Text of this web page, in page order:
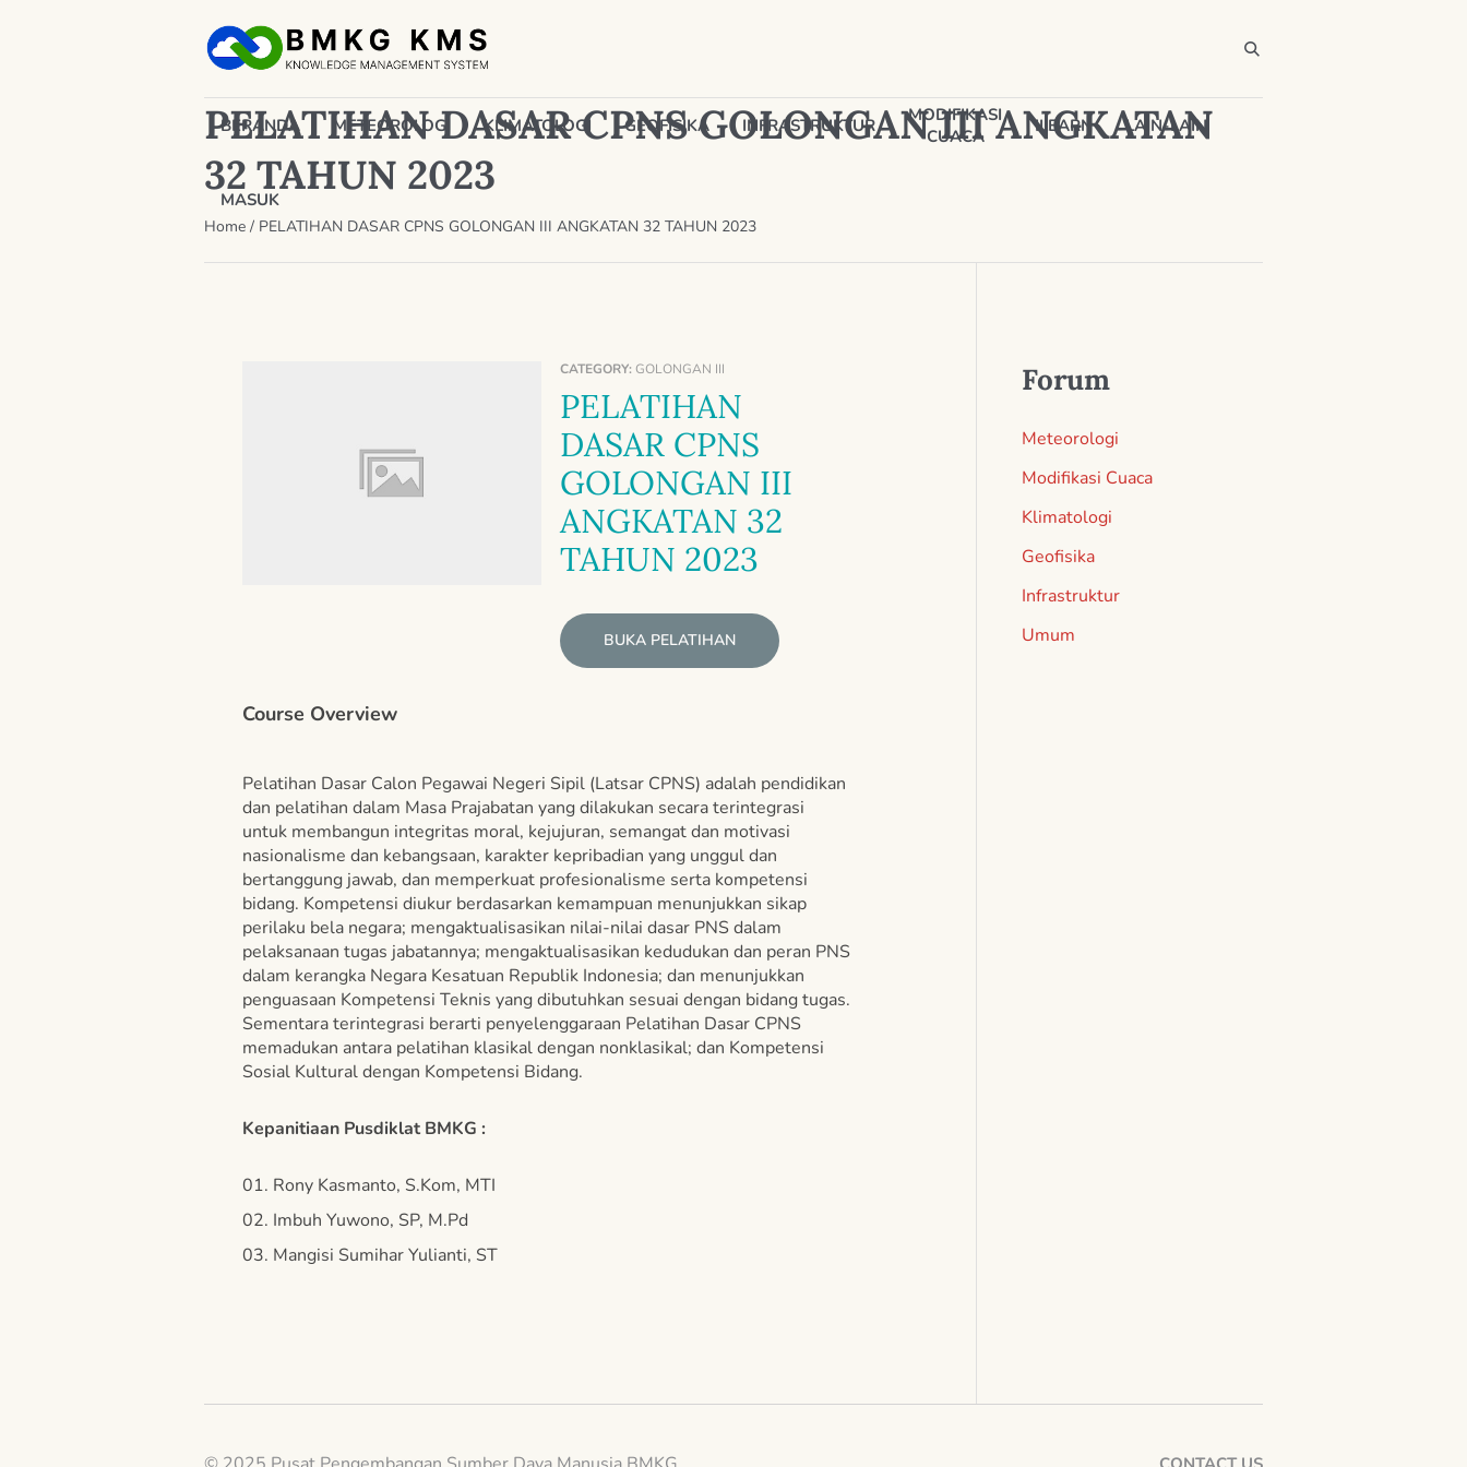
BERANDA METEOROLOGI KLIMATOLOGI GEOFISIKA INFRASTRUKTUR
MODIFIKASI
CUACA
ILEARN LAIN-LAIN
MASUK
PELATIHAN DASAR CPNS GOLONGAN III ANGKATAN
32 TAHUN 2023
Home / PELATIHAN DASAR CPNS GOLONGAN III ANGKATAN 32 TAHUN 2023
CATEGORY: GOLONGAN III
PELATIHAN
DASAR CPNS
GOLONGAN III
ANGKATAN 32
TAHUN 2023
BUKA PELATIHAN
Course Overview
Pelatihan Dasar Calon Pegawai Negeri Sipil (Latsar CPNS) adalah pendidikan
dan pelatihan dalam Masa Prajabatan yang dilakukan secara terintegrasi
untuk membangun integritas moral, kejujuran, semangat dan motivasi
nasionalisme dan kebangsaan, karakter kepribadian yang unggul dan
bertanggung jawab, dan memperkuat profesionalisme serta kompetensi
bidang. Kompetensi diukur berdasarkan kemampuan menunjukkan sikap
perilaku bela negara; mengaktualisasikan nilai-nilai dasar PNS dalam
pelaksanaan tugas jabatannya; mengaktualisasikan kedudukan dan peran PNS
dalam kerangka Negara Kesatuan Republik Indonesia; dan menunjukkan
penguasaan Kompetensi Teknis yang dibutuhkan sesuai dengan bidang tugas.
Sementara terintegrasi berarti penyelenggaraan Pelatihan Dasar CPNS
memadukan antara pelatihan klasikal dengan nonklasikal; dan Kompetensi
Sosial Kultural dengan Kompetensi Bidang.
Kepanitiaan Pusdiklat BMKG :
Rony Kasmanto, S.Kom, MTI
Imbuh Yuwono, SP, M.Pd
Mangisi Sumihar Yulianti, ST
Forum
Meteorologi
Modifikasi Cuaca
Klimatologi
Geofisika
Infrastruktur
Umum